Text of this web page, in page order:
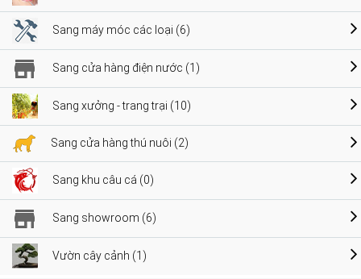
Sang máy móc các loại (6)
Sang cửa hàng điện nước (1)
Sang xưởng - trang trại (10)
Sang cửa hàng thú nuôi (2)
Sang khu câu cá (0)
Sang showroom (6)
Vườn cây cảnh (1)